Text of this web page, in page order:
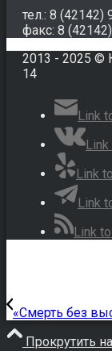
тел.: 8 (42142)
факс: 8
2013 - 2025 ©
14
Link
Link
Link
Link
«Смерть без
Прокрутить